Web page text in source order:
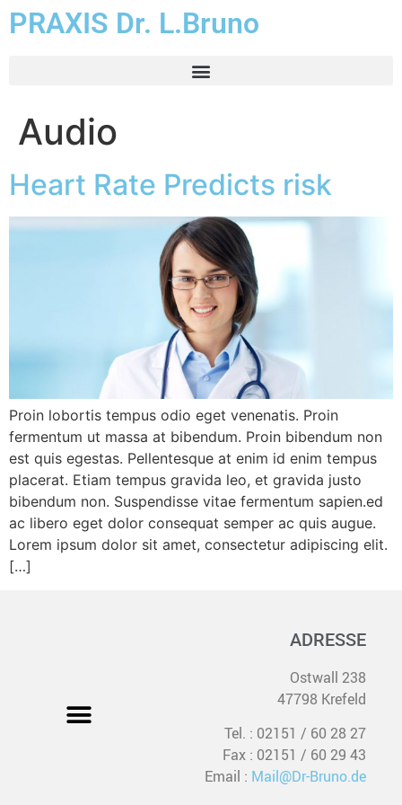
PRAXIS Dr. L.Bruno
Audio
Heart Rate Predicts risk
Proin lobortis tempus odio eget venenatis. Proin
fermentum ut massa at bibendum. Proin bibendum non
est quis egestas. Pellentesque at enim id enim tempus
placerat. Etiam tempus gravida leo, et gravida justo
bibendum non. Suspendisse vitae fermentum sapien.ed
ac libero eget dolor consequat semper ac quis augue.
Lorem ipsum dolor sit amet, consectetur adipiscing elit.
[…]
ADRESSE
Ostwall 238
47798 Krefeld
Tel. : 02151 / 60 28 27
Fax : 02151 / 60 29 43
Email : Mail@Dr-Bruno.de